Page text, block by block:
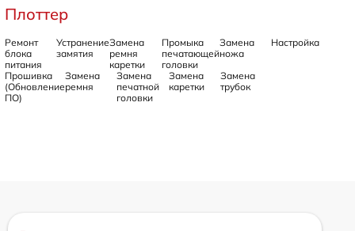
Плоттер
Ремонт
блока
питания
Устранение
замятия
Замена
ремня
каретки
Промыка
печатающей
головки
Замена
ножа
Настройка
Прошивка
(Обновление
ПО)
Замена
ремня
Замена
печатной
головки
Замена
каретки
Замена
трубок